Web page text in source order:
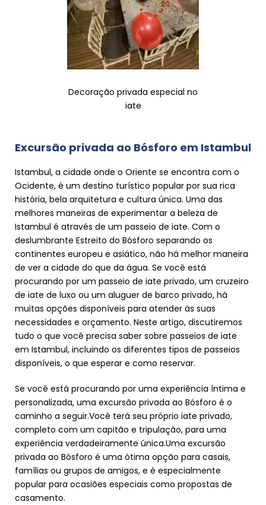
Decoração privada especial no
iate
Excursão privada ao Bósforo em Istambul
Istambul, a cidade onde o Oriente se encontra com o
Ocidente, é um destino turístico popular por sua rica
história, bela arquitetura e cultura única. Uma das
melhores maneiras de experimentar a beleza de
Istambul é através de um passeio de iate. Com o
deslumbrante Estreito do Bósforo separando os
continentes europeu e asiático, não há melhor maneira
de ver a cidade do que da água. Se você está
procurando por um passeio de iate privado, um cruzeiro
de iate de luxo ou um aluguer de barco privado, há
muitas opções disponíveis para atender às suas
necessidades e orçamento. Neste artigo, discutiremos
tudo o que você precisa saber sobre passeios de iate
em Istambul, incluindo os diferentes tipos de passeios
disponíveis, o que esperar e como reservar.
Se você está procurando por uma experiência íntima e
personalizada, uma excursão privada ao Bósforo é o
caminho a seguir.Você terá seu próprio iate privado,
completo com um capitão e tripulação, para uma
experiência verdadeiramente única.Uma excursão
privada ao Bósforo é uma ótima opção para casais,
famílias ou grupos de amigos, e é especialmente
popular para ocasiões especiais como propostas de
casamento.